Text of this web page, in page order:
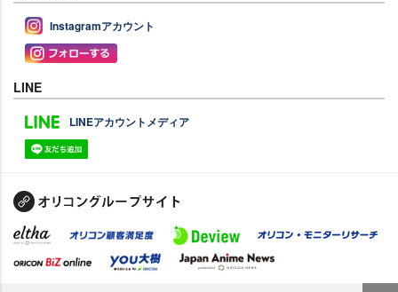
Instagramアカウント
LINE
LINEアカウントメディア